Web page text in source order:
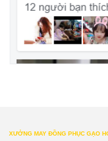
XƯỞNG MAY ĐỒNG PHỤC GẠO